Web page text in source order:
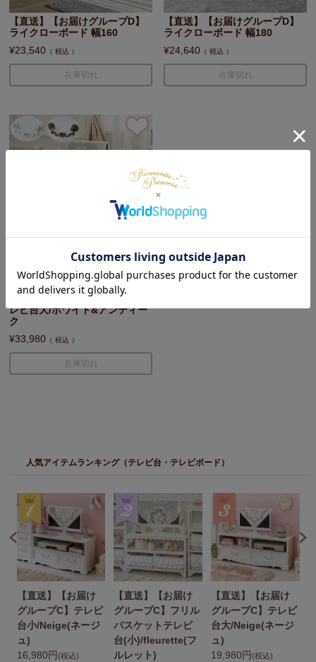
【直送】【お届けグループD】
ライクローボード 幅160
¥23,540 税込
在庫切れ
【直送】【お届けグループD】
ライクローボード 幅180
¥24,640 税込
在庫切れ
【直送】【お届けグループC】
取っ手を着せ替えできる猫脚テ
レビ台大/ホワイト&アンティー
ク
¥33,980 税込
在庫切れ
人気アイテムランキング（テレビ台・テレビボード）
【直送】【お届け
グループC】テレビ
台小/Neige(ネージ
ュ)
16,980円 (税込)
【直送】【お届け
グループC】フリル
バスケットテレビ
台(小)/fleurette(フ
ルレット)
【直送】【お届け
グループC】テレビ
台大/Neige(ネージ
ュ)
19,980円 (税込)